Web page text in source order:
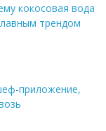
кокосовая вода
трендом
приложение,